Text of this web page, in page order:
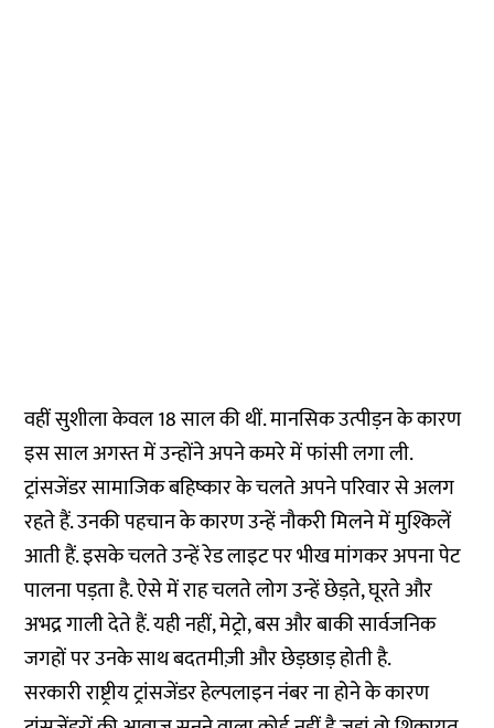
वहीं सुशीला केवल 18 साल की थीं. मानसिक उत्पीड़न के कारण
इस साल अगस्त में उन्होंने अपने कमरे में फांसी लगा ली.
ट्रांसजेंडर सामाजिक बहिष्कार के चलते अपने परिवार से अलग
रहते हैं. उनकी पहचान के कारण उन्हें नौकरी मिलने में मुश्किलें
आती हैं. इसके चलते उन्हें रेड लाइट पर भीख मांगकर अपना पेट
पालना पड़ता है. ऐसे में राह चलते लोग उन्हें छेड़ते, घूरते और
अभद्र गाली देते हैं. यही नहीं, मेट्रो, बस और बाकी सार्वजनिक
जगहों पर उनके साथ बदतमीज़ी और छेड़छाड़ होती है.
सरकारी राष्ट्रीय ट्रांसजेंडर हेल्पलाइन नंबर ना होने के कारण